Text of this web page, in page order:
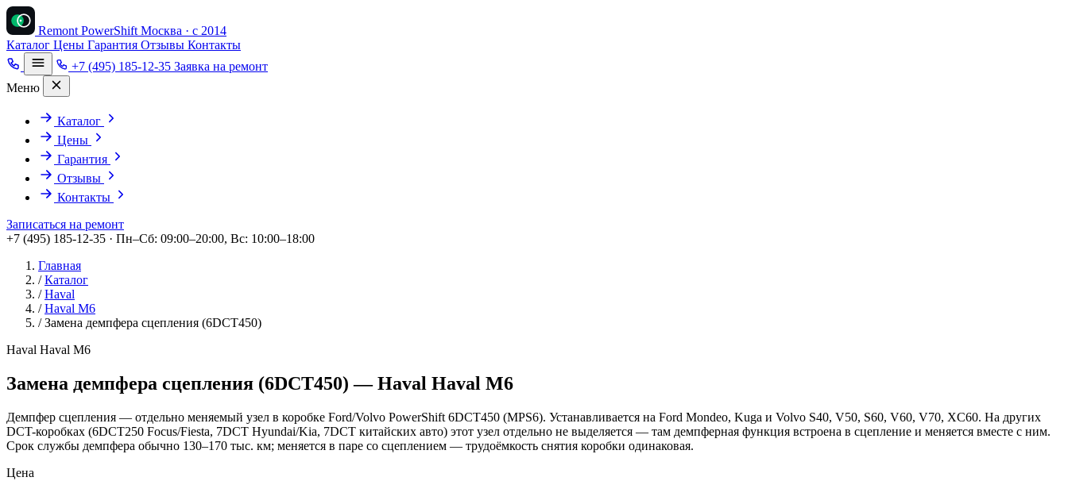
Remont PowerShift Москва · с 2014
Каталог Цены Гарантия Отзывы Контакты
+7 (495) 185-12-35 Заявка на ремонт
Меню
Каталог
Цены
Гарантия
Отзывы
Контакты
Записаться на ремонт
+7 (495) 185-12-35 · Пн–Сб: 09:00–20:00, Вс: 10:00–18:00
Главная
/ Каталог
/ Haval
/ Haval M6
/ Замена демпфера сцепления (6DCT450)
Haval Haval M6
Замена демпфера сцепления (6DCT450) — Haval Haval M6
Демпфер сцепления — отдельно меняемый узел в коробке Ford/Volvo PowerShift 6DCT450 (MPS6). Устанавливается на Ford Mondeo, Kuga и Volvo S40, V50, S60, V60, V70, XC60. На других
DCT-коробках (6DCT250 Focus/Fiesta, 7DCT Hyundai/Kia, 7DCT китайских авто) этот узел отдельно не выделяется — там демпферная функция встроена в сцепление и меняется вместе с ним.
Срок службы демпфера обычно 130–170 тыс. км; меняется в паре со сцеплением — трудоёмкость снятия коробки одинаковая.
Цена